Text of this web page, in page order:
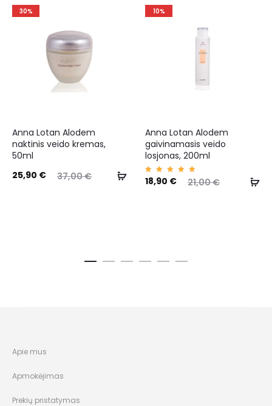
30%
Anna Lotan Alodem
naktinis veido kremas,
50ml
37,00€
25,90 €
10%
Anna Lotan Alodem
gaivinamasis veido
losjonas, 200ml
Įvertin
imas:
21,00€
18,90 €
Apie mus
Apmokėjimas
Prekių pristatymas